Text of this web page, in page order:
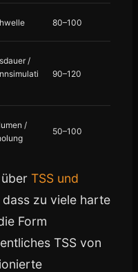
80–100
/
90–120
/
50–100
TSS und
zu viele harte
Form
TSS von